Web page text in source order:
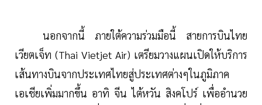
นอกจากนี้ ภายใต้ความร่วมมือนี้ สายการบินไทย
เวียตเจ็ท (Thai Vietjet Air) เตรียมวางแผนเปิดให้บริการ
เส้นทางบินจากประเทศไทยสู่ประเทศต่างๆในภูมิภาค
เอเชียเพิ่มมากขึ้น อาทิ จีน ไต้หวัน สิงคโปร์ เพื่ออำนวย